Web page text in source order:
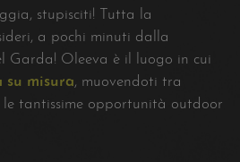
stupisciti! Tutta la
a pochi minuti dalla
Garda! Oleeva è il luogo in cui
su misura, muovendoti tra
le tantissime opportunità outdoor